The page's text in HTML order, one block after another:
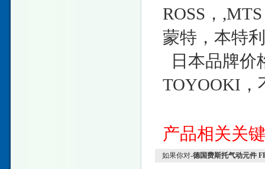
ROSS，
蒙特，本特
日本品牌价
TOYOOKI，
产品相关关
如果你对-德国费斯托气动元件